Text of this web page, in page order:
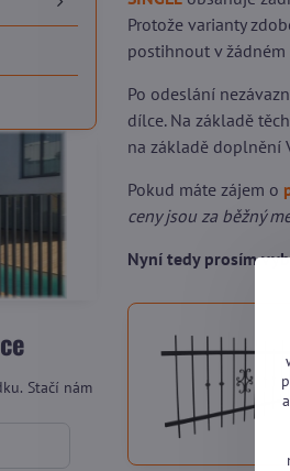
Protože varianty
postihnout v
Po odeslání
dílce. Na základě
na základě doplnění
Pokud máte zájem o
ceny jsou za běžný
Nyní tedy prosím
Stačí nám